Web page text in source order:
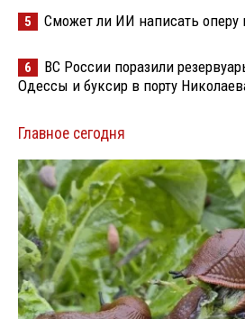
5 Сможет ли ИИ написать оперу
6
ВС России поразили
Одессы и буксир в порту
Главное сегодня